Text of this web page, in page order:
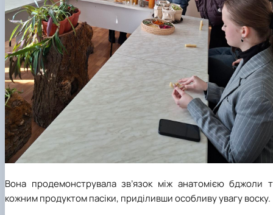
Вона продемонструвала зв’язок між анатомією бджоли
кожним продуктом пасіки, приділивши особливу увагу воску.